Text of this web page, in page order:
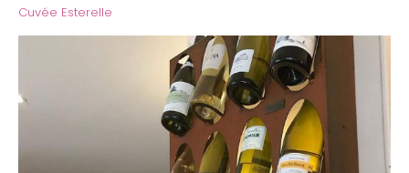
Cuvée Esterelle